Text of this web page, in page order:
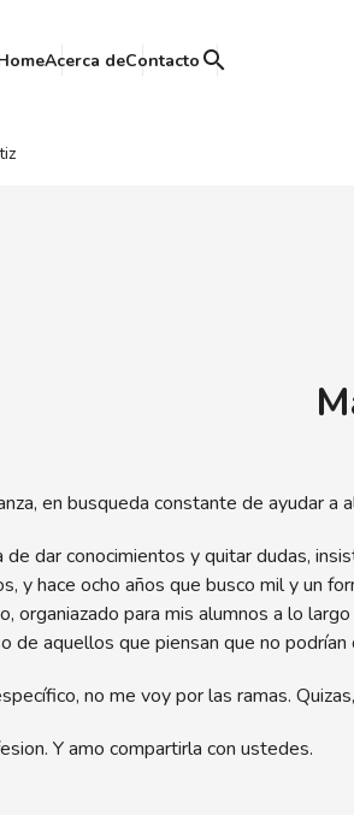
Acerca deContacto search
en busqueda constante de ayudar a
de dar conocimientos y quitar dudas,
y hace ocho años que busco mil y un
organiazado para mis alumnos a lo
de aquellos que piensan que no podrían
no me voy por las ramas.
Y amo compartirla con ustedes.